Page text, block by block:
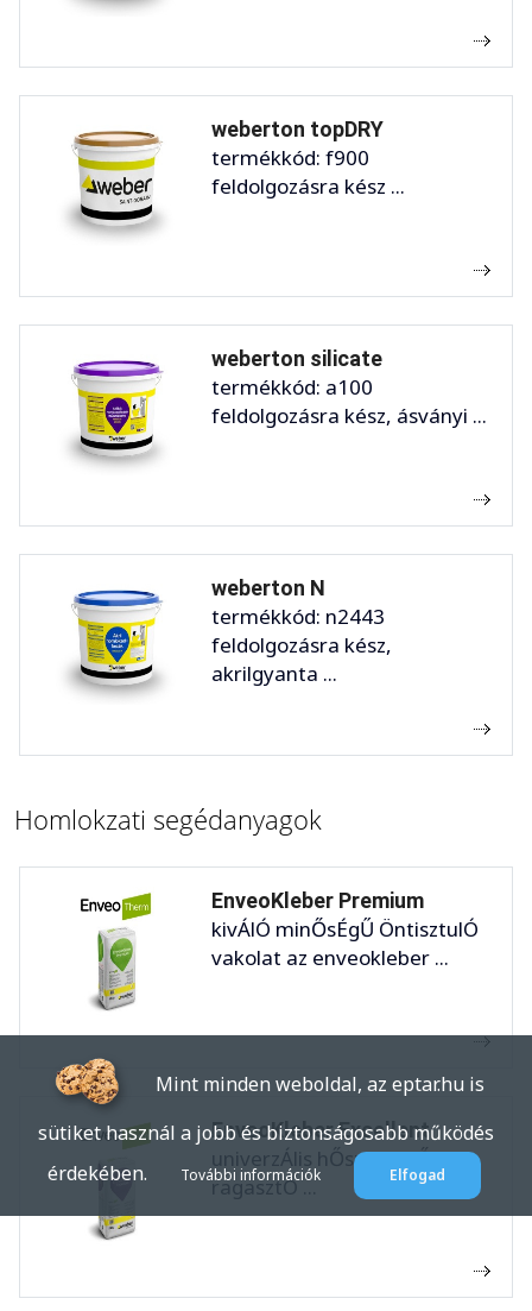
weberton topDRY
termékkód: f900
feldolgozásra kész ...
weberton silicate
termékkód: a100
feldolgozásra kész, ásványi ...
weberton N
termékkód: n2443
feldolgozásra kész,
akrilgyanta ...
Homlokzati segédanyagok
EnveoKleber Premium
kivÁlÓ minŐsÉgŰ ÖntisztulÓ
vakolat az enveokleber ...
EnveoKleber Excellent
univerzÁlis hŐszigetelŐlap-
ragasztÓ ...
Mint minden weboldal, az eptar.hu is
sütiket használ a jobb és biztonságosabb működés
érdekében.
További információk Elfogad